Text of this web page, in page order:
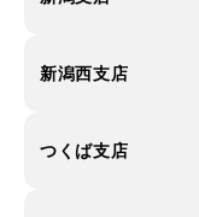
新潟西支店
つくば支店